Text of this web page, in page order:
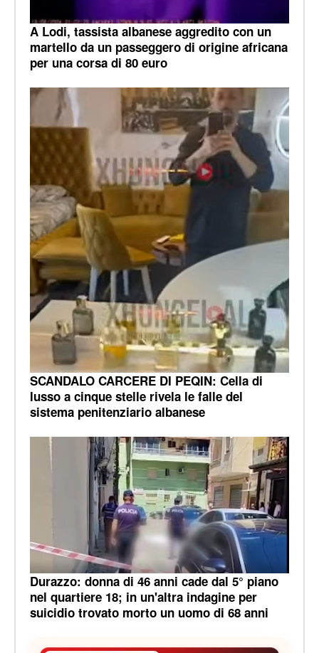
A Lodi, tassista albanese aggredito con un
martello da un passeggero di origine africana
per una corsa di 80 euro
SCANDALO CARCERE DI PEQIN: Cella di
lusso a cinque stelle rivela le falle del
sistema penitenziario albanese
Durazzo: donna di 46 anni cade dal 5° piano
nel quartiere 18; in un'altra indagine per
suicidio trovato morto un uomo di 68 anni